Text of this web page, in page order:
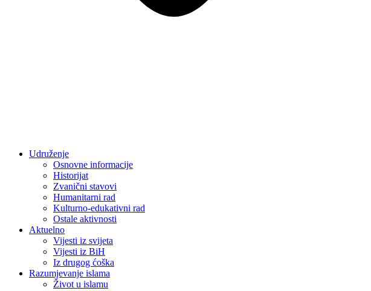
Udruženje
Osnovne informacije
Historijat
Zvanični stavovi
Humanitarni rad
Kulturno-edukativni rad
Ostale aktivnosti
Aktuelno
Vijesti iz svijeta
Vijesti iz BiH
Iz drugog ćoška
Razumjevanje islama
Život u islamu